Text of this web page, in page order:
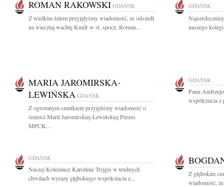
ROMAN RAKOWSKI GDAŃSK
Z wielkim żalem przyjęłyśmy wiadomość, że odszedł
na wieczną wachtę Kmdr w st. spocz. Roman...
GDAŃSK
naszego
MARIA JAROMIRSKA-
LEWIŃSKA GDAŃSK
Z ogromnym smutkiem przyjęliśmy wiadomość o
śmierci Marii Jaromirskiej-Lewińskiej Prezes
MPCK...
GDAŃSK
Panu
współczucia
GDAŃSK
Naszej Koleżance Karolinie Trejgis w trudnych
chwilach wyrazy głębokiego współczucia z...
Z głębokim
wiadomość,